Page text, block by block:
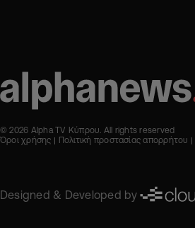
© 2026 Alpha TV Κύπρου. All rights reserved
Όροι χρήσης
Πολιτική προστασίας απορρήτου
Designed & Developed by